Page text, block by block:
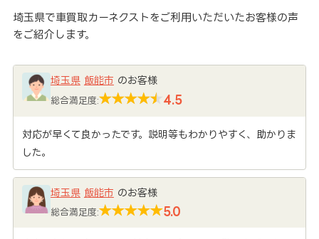
埼玉県で車買取カーネクストをご利用いただいたお客様の声
をご紹介します。
埼玉県 飯能市 のお客様
総合満足度: 4.5
対応が早くて良かったです。説明等もわかりやすく、助かりま
した。
埼玉県 飯能市 のお客様
総合満足度: 5.0